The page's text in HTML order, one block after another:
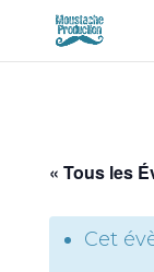
« Tous les
Cet